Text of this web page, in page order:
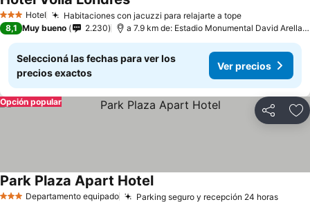
3 Estrellas
Hotel Habitaciones con jacuzzi para relajarte a tope
8,1 Muy bueno 2.230 a 7.9 km de: Estadio Monumental David Arellano
Seleccioná las fechas para ver los
precios exactos
Ver precios
Compartir
Opción popular
Departamento equipado Parking seguro y recepción 24 horas
Park Plaza Apart Hotel